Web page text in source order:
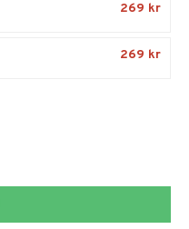
269 kr
269 kr